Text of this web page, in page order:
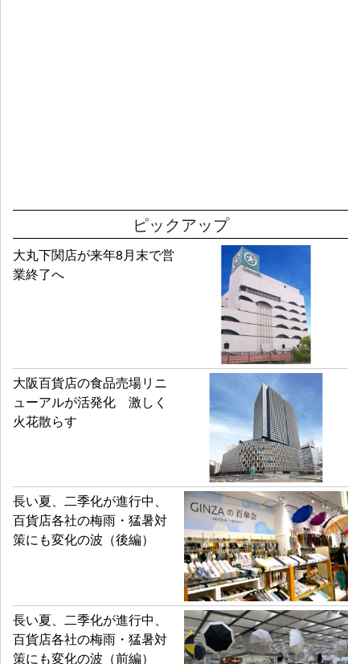
ピックアップ
大丸下関店が来年8月末で営
業終了へ
大阪百貨店の食品売場リニ
ューアルが活発化 激しく
火花散らす
長い夏、二季化が進行中、
百貨店各社の梅雨・猛暑対
策にも変化の波（後編）
長い夏、二季化が進行中、
百貨店各社の梅雨・猛暑対
策にも変化の波（前編）